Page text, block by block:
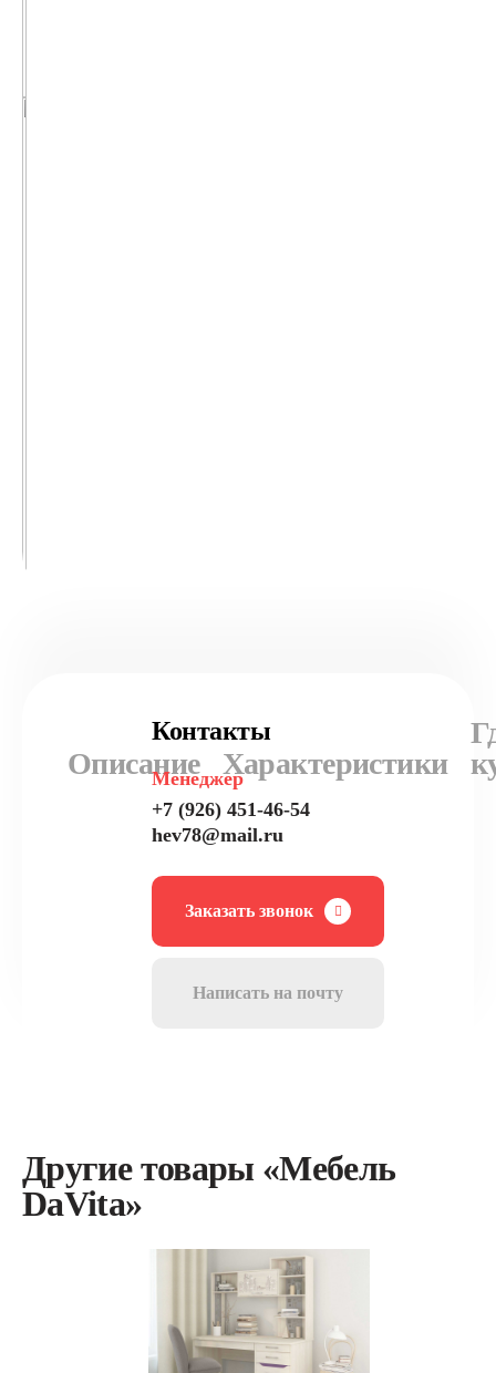
Описание Характеристики
Контакты
Менеджер
+7 (926) 451-46-54
hev78@mail.ru
Заказать звонок
Написать на почту
Другие товары «Мебель
DaVita»